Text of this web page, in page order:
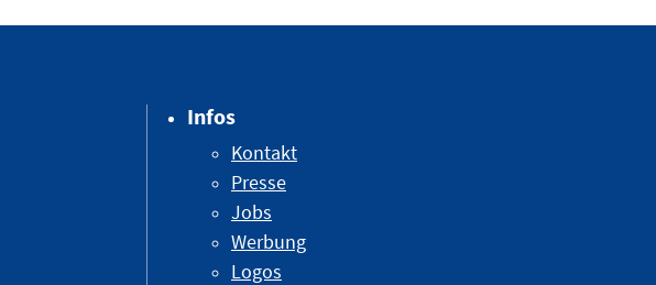
Infos
Kontakt
Presse
Jobs
Werbung
Logos